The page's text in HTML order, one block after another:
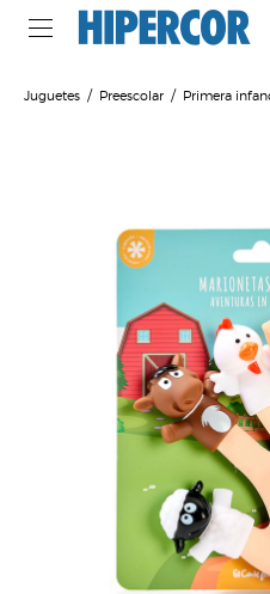
Juguetes Preescolar Primera